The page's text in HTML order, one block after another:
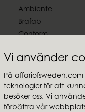
Vi använder
På
teknologier för att
besöker oss. Vi
förbättra vår
Ambiente
Brafab
Conform
MTI
Följ oss